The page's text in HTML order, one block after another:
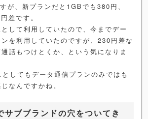
が、新プランだと1GBでも380円、
差です。
して利用していたので、今までデー
を利用していたのですが、230円差な
話もつけとくか、という気になりま
してもデータ通信プランのみではも
なんですかね。
ブブランドの穴をついてき